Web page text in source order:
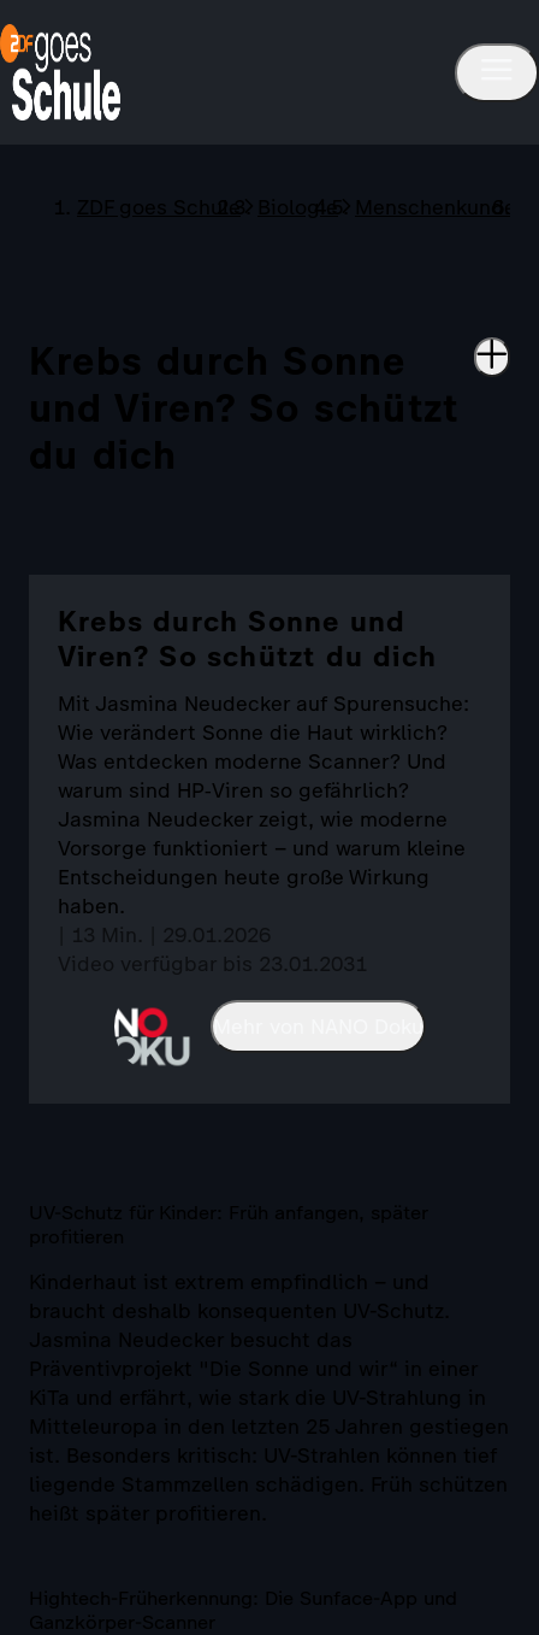
ZDF goes Schule Biologie Menschenkunde
Krebs durch Sonne
und Viren? So schützt
du dich
Krebs durch Sonne und
Viren? So schützt du dich
Mit Jasmina Neudecker auf Spurensuche:
Wie verändert Sonne die Haut wirklich?
Was entdecken moderne Scanner? Und
warum sind HP‑Viren so gefährlich?
Jasmina Neudecker zeigt, wie moderne
Vorsorge funktioniert – und warum kleine
Entscheidungen heute große Wirkung
haben.
| 13 Min. | 29.01.2026
Video verfügbar bis 23.01.2031
Mehr von NANO Doku
UV-Schutz für Kinder: Früh anfangen, später
profitieren
Kinderhaut ist extrem empfindlich – und
braucht deshalb konsequenten UV-Schutz.
Jasmina Neudecker besucht das
Präventivprojekt "Die Sonne und wir“ in einer
KiTa und erfährt, wie stark die UV-Strahlung in
Mitteleuropa in den letzten 25 Jahren gestiegen
ist. Besonders kritisch: UV-Strahlen können tief
liegende Stammzellen schädigen. Früh schützen
heißt später profitieren.
Hightech-Früherkennung: Die Sunface-App und
Ganzkörper-Scanner